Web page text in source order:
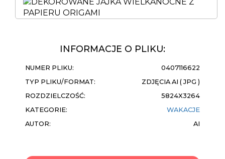
INFORMACJE O PLIKU:
NUMER PLIKU:
0407116622
TYP PLIKU/FORMAT:
ZDJĘCIA AI ( JPG )
ROZDZIELCZOŚĆ:
5824X3264
KATEGORIE:
WAKACJE
AUTOR:
AI